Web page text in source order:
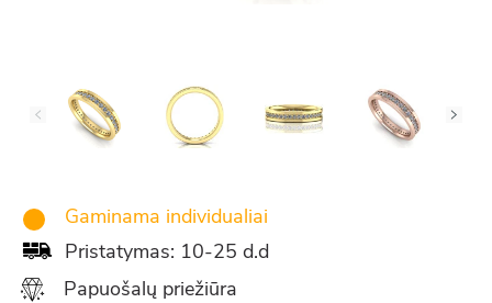
Gaminama individualiai
Pristatymas: 10-25 d.d
Papuošalų priežiūra